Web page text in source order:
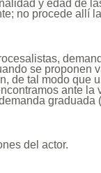
y edad de
no procede allí
se proponen
de tal modo que
ante la
graduada
del actor.